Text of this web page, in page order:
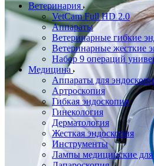
Ветеринария
VetCam Full HD 2.0
Аппараты
Ветеринарные гибкие
Ветеринарные жесткие
Набор 9 операций
Медицина
Аппараты для
Артроскопия
Гибкая эндоскопия
Гинекология
Дерматология
Жесткая эндоскопия
Инструменты
Лампы медицинские для